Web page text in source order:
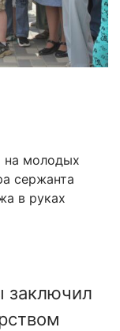
на молодых
сержанта
в руках
заключил